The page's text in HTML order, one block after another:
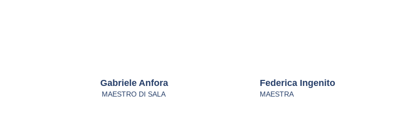
Federica Ingenito
MAESTRA
MAESTRO DI SALA
Gabriele Anfora